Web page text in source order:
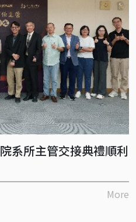
系所主管交接典禮順利
More